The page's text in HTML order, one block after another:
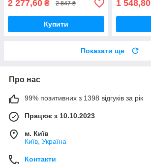
2 277,60 ₴ 2 847 ₴
Купити
1 548,80
Показати ще
Про нас
99% позитивних з 1398 відгуків за рік
Працює з 10.10.2023
м. Київ
Київ, Україна
Контакти